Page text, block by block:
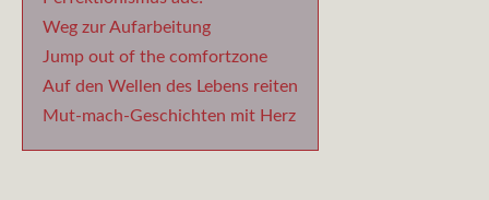
Weg zur Aufarbeitung
Jump out of the comfortzone
Auf den Wellen des Lebens reiten
Mut-mach-Geschichten mit Herz